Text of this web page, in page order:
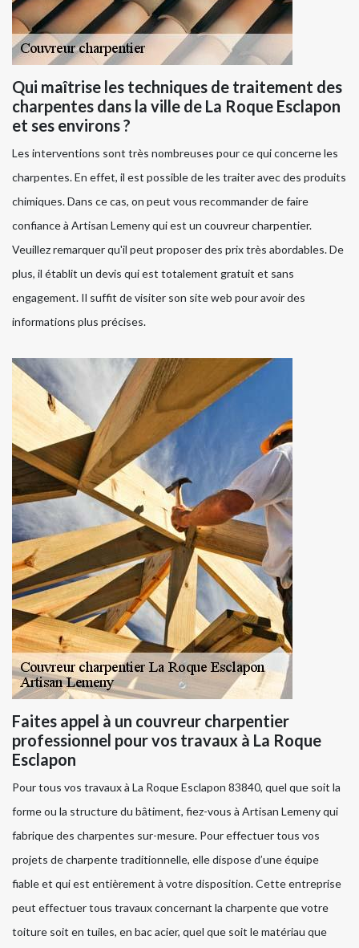
Qui maîtrise les techniques de traitement des
charpentes dans la ville de La Roque Esclapon
et ses environs ?
Les interventions sont très nombreuses pour ce qui concerne les
charpentes. En effet, il est possible de les traiter avec des produits
chimiques. Dans ce cas, on peut vous recommander de faire
confiance à Artisan Lemeny qui est un couvreur charpentier.
Veuillez remarquer qu'il peut proposer des prix très abordables. De
plus, il établit un devis qui est totalement gratuit et sans
engagement. Il suffit de visiter son site web pour avoir des
informations plus précises.
Faites appel à un couvreur charpentier
professionnel pour vos travaux à La Roque
Esclapon
Pour tous vos travaux à La Roque Esclapon 83840, quel que soit la
forme ou la structure du bâtiment, fiez-vous à Artisan Lemeny qui
fabrique des charpentes sur-mesure. Pour effectuer tous vos
projets de charpente traditionnelle, elle dispose d’une équipe
fiable et qui est entièrement à votre disposition. Cette entreprise
peut effectuer tous travaux concernant la charpente que votre
toiture soit en tuiles, en bac acier, quel que soit le matériau que